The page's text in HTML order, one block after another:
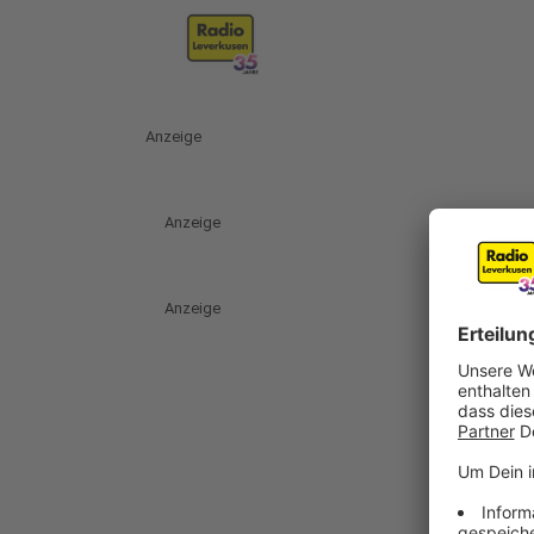
Anzeige
Anzeige
Anzeige